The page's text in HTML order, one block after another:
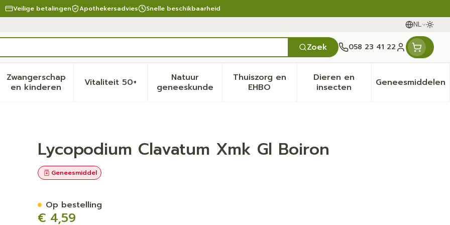
Veilige betalingen Apothekersadvies Snelle beschikbaarheid
NL
Talen
Zoek 058 23 41 22
Klant menu
verzorging en hygiëne categorie
voor Dieet, voeding en vitamines categorie
Zwangerschap
en kinderenToon submenu voor Zwangerschap en kinderen categorie
Vitaliteit 50+Toon submenu voor Vitaliteit 50+ categorie
Natuur
geneeskundeToon submenu voor Natuur geneeskunde categorie
Thuiszorg en
EHBOToon submenu voor Thuiszorg en EHBO
Dieren en
insectenToon submenu voor
Geneesmiddelen
Toon
Gl Boiron
Lycopodium Clavatum Xmk Gl Boiron
Geneesmiddel
€ 4,59
Op bestelling